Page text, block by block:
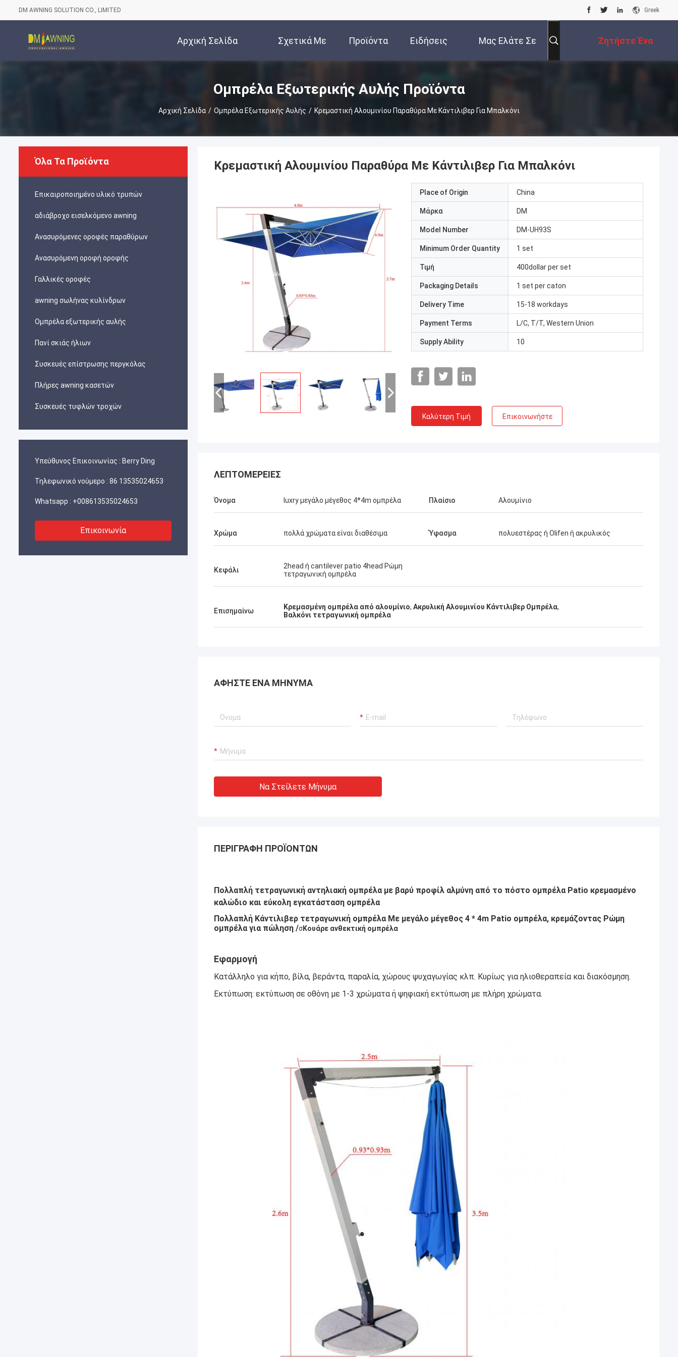
DM AWNING SOLUTION CO., LIMITED Greek
Αρχική Σελίδα Σχετικά Με Προϊόντα Ειδήσεις Μας Ελάτε Σε Ζητήστε Ένα
Απόσπασμα
Ομπρέλα Εξωτερικής Αυλής Προϊόντα
Αρχική Σελίδα / Ομπρέλα Εξωτερικής Αυλής / Κρεμαστική Αλουμινίου Παραθύρα Με Κάντιλιβερ Για Μπαλκόνι
Όλα Τα Προϊόντα
Επικαιροποιημένο υλικό τρυπών
αδιάβροχο εισελκόμενο awning
Ανασυρόμενες οροφές παραθύρων
Ανασυρόμενη οροφή οροφής
Γαλλικές οροφές
awning σωλήνας κυλίνδρων
Ομπρέλα εξωτερικής αυλής
Πανί σκιάς ήλιων
Συσκευές επίστρωσης περγκόλας
Πλήρες awning κασετών
Συσκευές τυφλών τροχών
Υπεύθυνος Επικοινωνίας : Berry Ding
Τηλεφωνικό νούμερο : 86 13535024653
Whatsapp : +008613535024653
Επικοινωνία
Κρεμαστική Αλουμινίου Παραθύρα Με Κάντιλιβερ Για Μπαλκόνι
Place of Origin China
Μάρκα DM
Model Number DM-UH93S
Minimum Order Quantity 1 set
Τιμή 400dollar per set
Packaging Details 1 set per caton
Delivery Time 15-18 workdays
Payment Terms L/C, T/T, Western Union
Supply Ability 10
Καλύτερη Τιμή Επικοινωνήστε
ΛΕΠΤΟΜΈΡΕΙΕΣ
Όνομα luxry μεγάλο μέγεθος 4*4m ομπρέλα Πλαίσιο Αλουμίνιο
Χρώμα πολλά χρώματα είναι διαθέσιμα Ύφασμα πολυεστέρας ή Olifen ή ακρυλικός
Κεφάλι
2head ή cantilever patio 4head Ρώμη
τετραγωνική ομπρέλα
Επισημαίνω Κρεμασμένη ομπρέλα από αλουμίνιο, Ακρυλική Αλουμινίου Κάντιλιβερ Ομπρέλα,
Βαλκόνι τετραγωνική ομπρέλα
ΑΦΉΣΤΕ ΈΝΑ ΜΉΝΥΜΑ
Να Στείλετε Μήνυμα
ΠΕΡΙΓΡΑΦΉ ΠΡΟΪΌΝΤΩΝ
Πολλαπλή τετραγωνική αντηλιακή ομπρέλα με βαρύ προφίλ αλμύνη από το πόστο ομπρέλα Patio κρεμασμένο
καλώδιο και εύκολη εγκατάσταση ομπρέλα
Πολλαπλή Κάντιλιβερ τετραγωνική ομπρέλα Με μεγάλο μέγεθος 4 * 4m Patio ομπρέλα, κρεμάζοντας Ρώμη
ομπρέλα για πώληση /σΚουάρε ανθεκτική ομπρέλα
Εφαρμογή
Κατάλληλο για κήπο, βίλα, βεράντα, παραλία, χώρους ψυχαγωγίας κλπ. Κυρίως για ηλιοθεραπεία και διακόσμηση.
Εκτύπωση: εκτύπωση σε οθόνη με 1-3 χρώματα ή ψηφιακή εκτύπωση με πλήρη χρώματα.